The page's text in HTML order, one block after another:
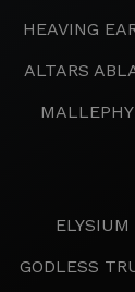
HEAVING
ALTARS
ELYSIUM
GODLESS